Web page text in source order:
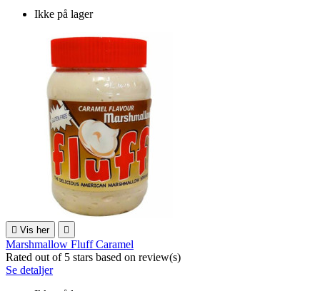
Ikke på lager
 Vis her 
Marshmallow Fluff Caramel
Rated out of 5 stars based on review(s)
Se detaljer